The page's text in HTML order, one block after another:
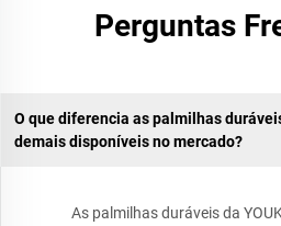
Perguntas
O que diferencia as palmilhas
demais disponíveis no mercado?
As palmilhas duráveis da